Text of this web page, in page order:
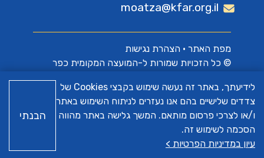
moatza@kfar.org.il
מפת האתר• הצהרת נגישות
© כל הזכויות שמורות ל-המועצה המקומית כפר
האתר פותח על ידיא.ש בינה
לידיעתך, באתר זה נעשה שימוש בקבצי Cookies של
צדדים שלישיים בהם אנו נעזרים לניתוח השימוש באתר
ו/או לצרכי פרסום מותאם. המשך גלישה באתר מהווה
הסכמה לשימוש זה.
עיון במדיניות הפרטיות >
הבנתי